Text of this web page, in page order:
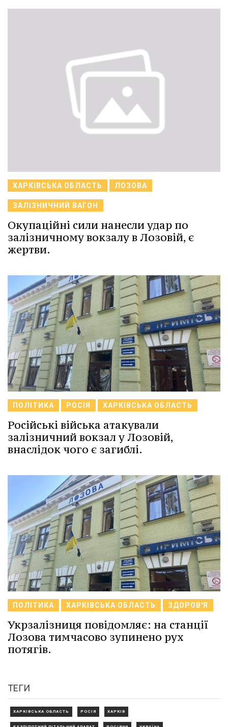
ХАРКІВСЬКА ОБЛАСТЬ ЛОЗОВА
ЗАЛІЗНИЧНИЙ ВАГОН
Окупаційні сили нанесли удар по
залізничному вокзалу в Лозовій, є
жертви.
ПОЛІТИКА РОСІЯ ХАРКІВСЬКА ОБЛАСТЬ
Російські війська атакували
залізничний вокзал у Лозовій,
внаслідок чого є загиблі.
ПОЛІТИКА ХАРКІВСЬКА ОБЛАСТЬ ЗДОРОВ'Я
Укрзалізниця повідомляє: на станції
Лозова тимчасово зупинено рух
потягів.
ТЕГИ
ХАРКІВСЬКА ОБЛАСТЬ РОСІЯ ХАРКІВ